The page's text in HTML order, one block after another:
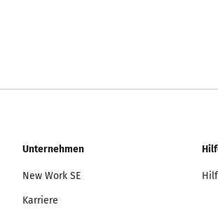
Unternehmen
New Work SE
Karriere